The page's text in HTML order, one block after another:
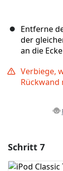
Entferne
der
an die
Verbiege,
Rückwand
Schritt 7